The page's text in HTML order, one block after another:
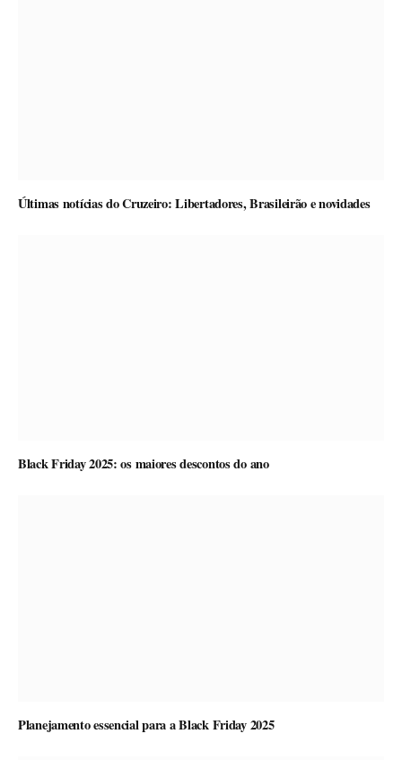
Últimas notícias do Cruzeiro: Libertadores, Brasileirão e novidades
Black Friday 2025: os maiores descontos do ano
Planejamento essencial para a Black Friday 2025